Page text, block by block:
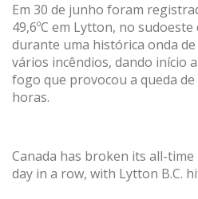
Em 30 de junho foram
49,6ºC em Lytton, no
durante uma histórica onda
vários incêndios, dando início
fogo que provocou a queda de
horas.
Canada has broken its all-
day in a row, with Lytton B.C.
Salvar configuração